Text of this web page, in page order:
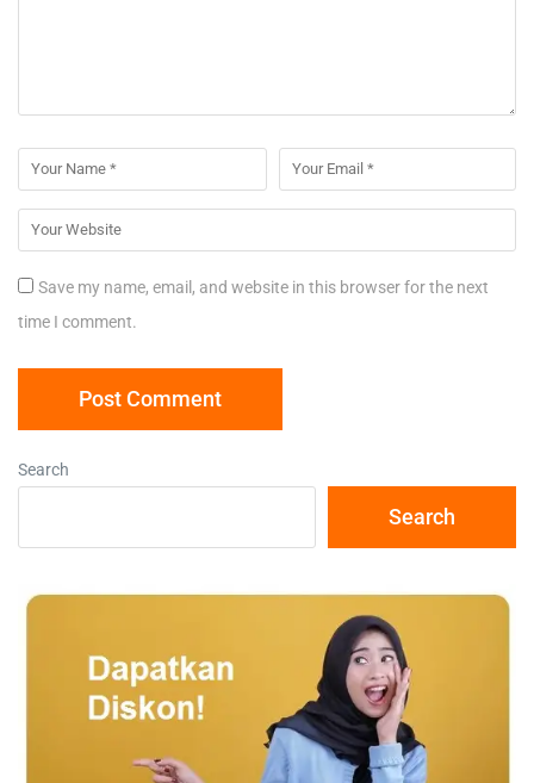
Save my name, email, and website in this browser for the next
time I comment.
Search
Search